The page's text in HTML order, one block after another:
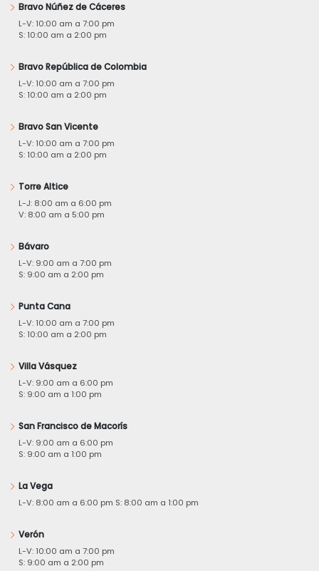
Bravo Núñez de Cáceres
L-V: 10:00 am a 7:00 pm
S: 10:00 am a 2:00 pm
Bravo República de Colombia
L-V: 10:00 am a 7:00 pm
S: 10:00 am a 2:00 pm
Bravo San Vicente
L-V: 10:00 am a 7:00 pm
S: 10:00 am a 2:00 pm
Torre Altice
L-J: 8:00 am a 6:00 pm
V: 8:00 am a 5:00 pm
Bávaro
L-V: 9:00 am a 7:00 pm
S: 9:00 am a 2:00 pm
Punta Cana
L-V: 10:00 am a 7:00 pm
S: 10:00 am a 2:00 pm
Villa Vásquez
L-V: 9:00 am a 6:00 pm
S: 9:00 am a 1:00 pm
San Francisco de Macorís
L-V: 9:00 am a 6:00 pm
S: 9:00 am a 1:00 pm
La Vega
L-V: 8:00 am a 6:00 pm S: 8:00 am a 1:00 pm
Verón
L-V: 10:00 am a 7:00 pm
S: 9:00 am a 2:00 pm